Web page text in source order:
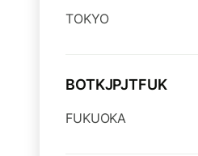
TOKYO
BOTKJPJTFUK
FUKUOKA